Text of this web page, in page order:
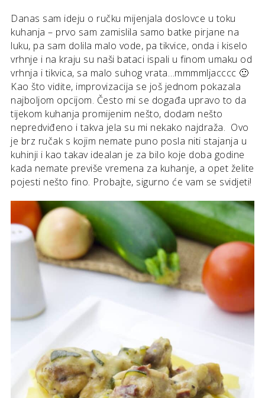
Danas sam ideju o ručku mijenjala doslovce u toku
kuhanja – prvo sam zamislila samo batke pirjane na
luku, pa sam dolila malo vode, pa tikvice, onda i kiselo
vrhnje i na kraju su naši bataci ispali u finom umaku od
vrhnja i tikvica, sa malo suhog vrata…mmmmljacccc 🙂
Kao što vidite, improvizacija se još jednom pokazala
najboljom opcijom. Često mi se događa upravo to da
tijekom kuhanja promijenim nešto, dodam nešto
nepredviđeno i takva jela su mi nekako najdraža. Ovo
je brz ručak s kojim nemate puno posla niti stajanja u
kuhinji i kao takav idealan je za bilo koje doba godine
kada nemate previše vremena za kuhanje, a opet želite
pojesti nešto fino. Probajte, sigurno će vam se svidjeti!